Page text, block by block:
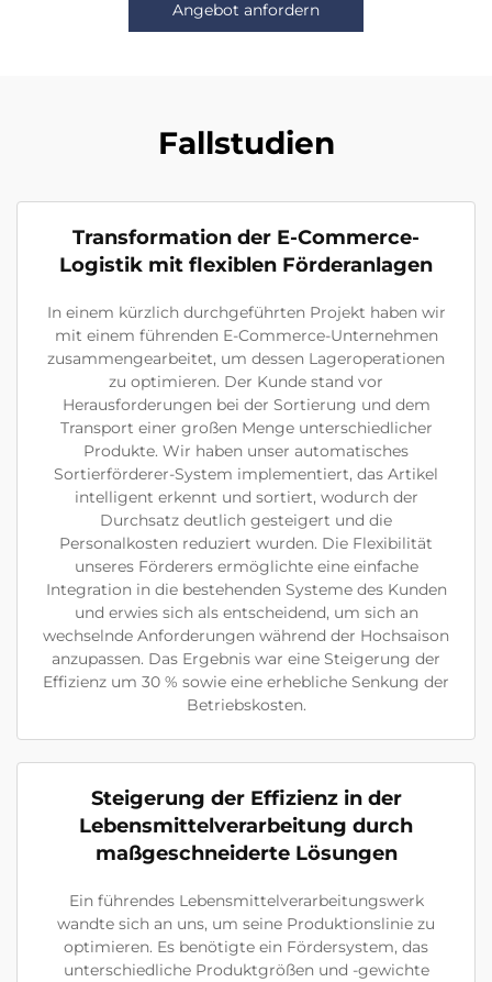
Angebot anfordern
Fallstudien
Transformation der E-Commerce-
Logistik mit flexiblen Förderanlagen
In einem kürzlich durchgeführten Projekt haben wir
mit einem führenden E-Commerce-Unternehmen
zusammengearbeitet, um dessen Lageroperationen
zu optimieren. Der Kunde stand vor
Herausforderungen bei der Sortierung und dem
Transport einer großen Menge unterschiedlicher
Produkte. Wir haben unser automatisches
Sortierförderer-System implementiert, das Artikel
intelligent erkennt und sortiert, wodurch der
Durchsatz deutlich gesteigert und die
Personalkosten reduziert wurden. Die Flexibilität
unseres Förderers ermöglichte eine einfache
Integration in die bestehenden Systeme des Kunden
und erwies sich als entscheidend, um sich an
wechselnde Anforderungen während der Hochsaison
anzupassen. Das Ergebnis war eine Steigerung der
Effizienz um 30 % sowie eine erhebliche Senkung der
Betriebskosten.
Steigerung der Effizienz in der
Lebensmittelverarbeitung durch
maßgeschneiderte Lösungen
Ein führendes Lebensmittelverarbeitungswerk
wandte sich an uns, um seine Produktionslinie zu
optimieren. Es benötigte ein Fördersystem, das
unterschiedliche Produktgrößen und -gewichte